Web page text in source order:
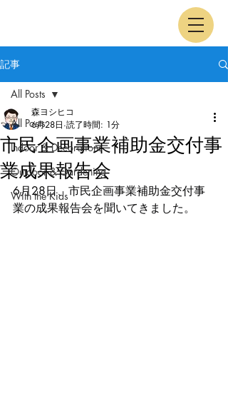
記事
All Posts
Indoor & Decorations
Outdoor & Gardening
With the Kids
All Posts
市民企画事業補助金交付事
業成果報告会
森ヨシヒコ
6月28日 読了時間: 1分
6月28日、市民企画事業補助金交付事
業の成果報告会を聞いてきました。